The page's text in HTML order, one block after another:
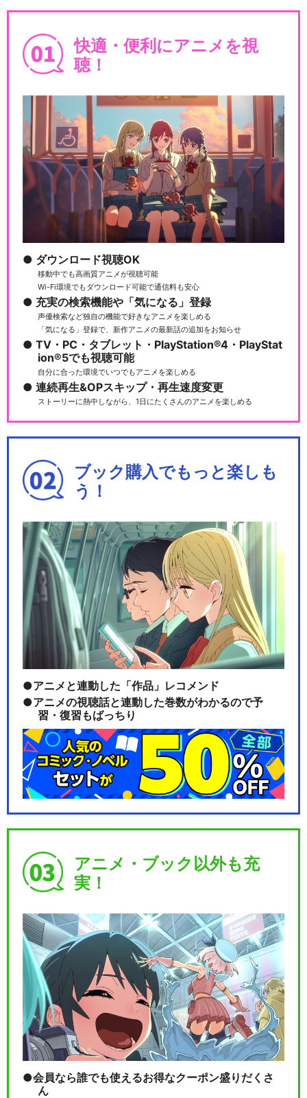
快適・便利にアニメを視
聴！
ダウンロード視聴OK
移動中でも高画質アニメが視聴可能
Wi-Fi環境でもダウンロード可能で通信料も安心
充実の検索機能や「気になる」登録
声優検索など独自の機能で好きなアニメを楽しめる
「気になる」登録で、新作アニメの最新話の追加をお知らせ
TV・PC・タブレット・PlayStation®4・PlayStat
ion®5でも視聴可能
自分に合った環境でいつでもアニメを楽しめる
連続再生&OPスキップ・再生速度変更
ストーリーに熱中しながら、1日にたくさんのアニメを楽しめる
ブック購入でもっと楽しも
う！
アニメと連動した「作品」レコメンド
アニメの視聴話と連動した巻数がわかるので予
習・復習もばっちり
アニメ・ブック以外も充
実！
会員なら誰でも使えるお得なクーポン盛りだくさ
ん